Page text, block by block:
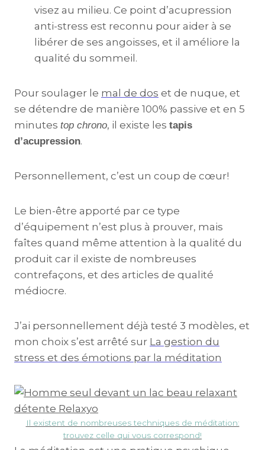
visez au milieu. Ce point d’acupression
anti-stress est reconnu pour aider à se
libérer de ses angoisses, et il améliore la
qualité du sommeil.
Pour soulager le mal de dos et de nuque, et
se détendre de manière 100% passive et en 5
minutes top chrono, il existe les tapis
d’acupression.
Personnellement, c’est un coup de cœur!
Le bien-être apporté par ce type
d’équipement n’est plus à prouver, mais
faîtes quand même attention à la qualité du
produit car il existe de nombreuses
contrefaçons, et des articles de qualité
médiocre.
J’ai personnellement déjà testé 3 modèles, et
mon choix s’est arrêté sur La gestion du
stress et des émotions par la méditation
Il existent de nombreuses techniques de méditation:
trouvez celle qui vous correspond!